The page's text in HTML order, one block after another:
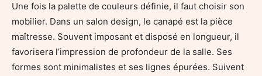
Une fois la palette de couleurs définie, il faut choisir son
mobilier. Dans un salon design, le canapé est la pièce
maîtresse. Souvent imposant et disposé en longueur, il
favorisera l’impression de profondeur de la salle. Ses
formes sont minimalistes et ses lignes épurées. Suivent